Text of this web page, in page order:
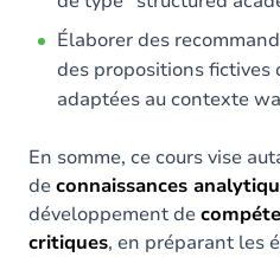
Élaborer des
des propositions
adaptées au contexte
En somme, ce cours vise
deconnaissances
développement de
critiques, en préparant les